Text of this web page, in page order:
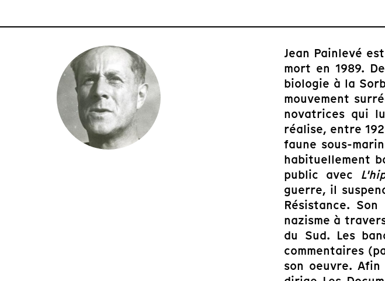
Jean Painlevé
mort en 1989.
biologie à la
mouvement
novatrices qui
réalise, entre
faune sous-
habituellement
public avec
guerre, il
Résistance.
nazisme à
du Sud. Les
commentaires
son oeuvre.